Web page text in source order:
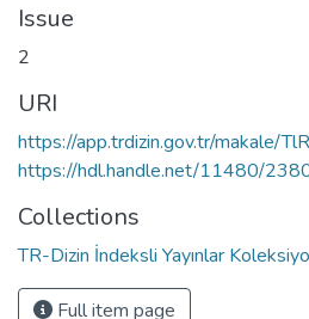
Issue
2
URI
https://app.trdizin.gov.tr/makale/
https://hdl.handle.net/11480/
Collections
TR-Dizin İndeksli Yayınlar
Full item page